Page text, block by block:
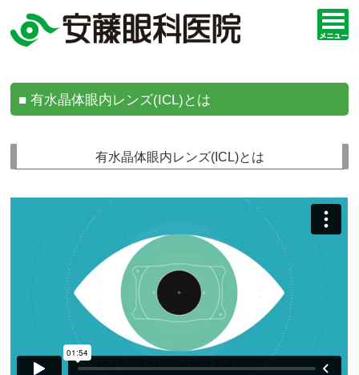
■ 有水晶体眼内レンズ(ICL)とは
有水晶体眼内レンズ(ICL)とは